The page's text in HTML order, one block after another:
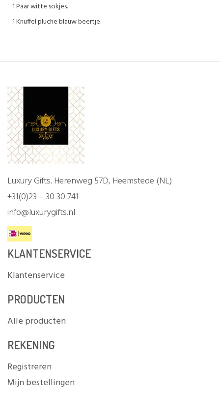
1 Paar witte sokjes.
1 Knuffel pluche blauw beertje.
Luxury Gifts. Herenweg 57D, Heemstede (NL)
+31(0)23 – 30 30 741
info@luxurygifts.nl
KLANTENSERVICE
Klantenservice
PRODUCTEN
Alle producten
REKENING
Registreren
Mijn bestellingen